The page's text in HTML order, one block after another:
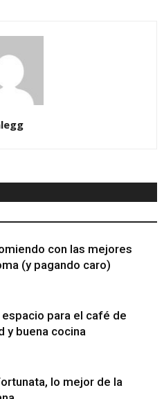
con las mejores
(y pagando caro)
espacio para el café de
y buena cocina
lo mejor de la